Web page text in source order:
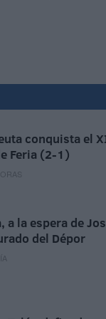
conquista el
Feria (2-1)
a la espera de
del Dépor